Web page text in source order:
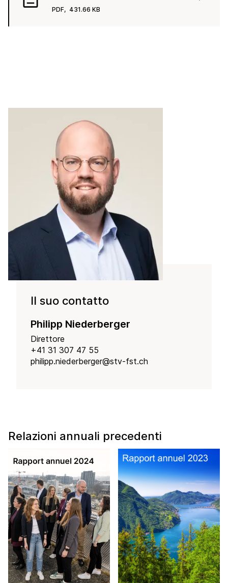
PDF, 431.66 KB
Il suo contatto
Philipp Niederberger
Direttore
+41 31 307 47 55
philipp.niederberger@stv-fst.ch
Relazioni annuali precedenti